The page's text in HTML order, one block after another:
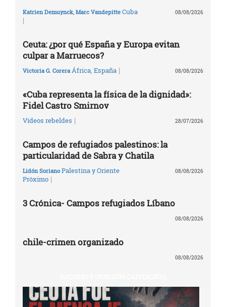
Katrien Demuynck, Marc Vandepitte Cuba
|
08/08/2026
Ceuta: ¿por qué España y Europa evitan
culpar a Marruecos?
Victoria G. Corera África España | 08/08/2026
«Cuba representa la física de la dignidad»:
Fidel Castro Smirnov
Vídeos rebeldes | 28/07/2026
Campos de refugiados palestinos: la
particularidad de Sabra y Chatila
Lidón Soriano Palestina y Oriente
Próximo |
08/08/2026
3 Crónica- Campos refugiados Líbano
08/08/2026
chile-crimen organizado
08/08/2026